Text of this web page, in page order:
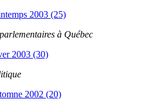
2003 (25)
à Québec
2003 (30)
2002 (20)